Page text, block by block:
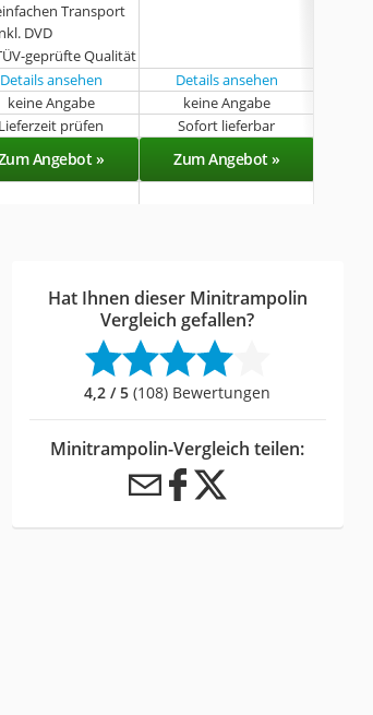
Transport
DVD
geprüfte Qualität
Details ansehen
Details ansehen
keine Angabe keine Angabe
Lieferzeit prüfen Sofort lieferbar
Angebot » Zum Angebot »
Hat Ihnen dieser Minitrampolin
Vergleich gefallen?
4,2 / 5 (108) Bewertungen
Minitrampolin-Vergleich teilen: